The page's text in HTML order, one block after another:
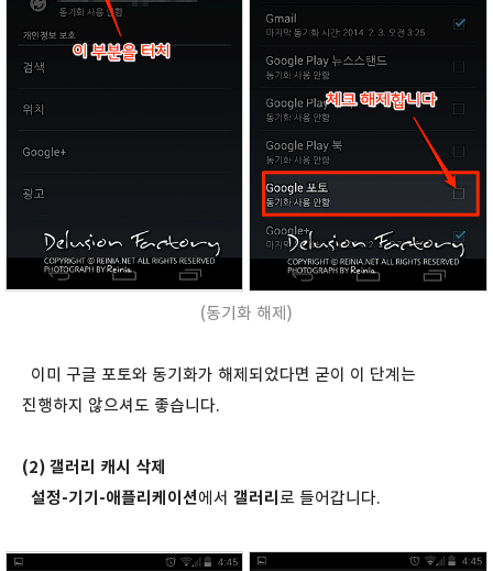
(동기화 해제)
이미 구글 포토와 동기화가 해제되었다면 굳이 이 단계는
진행하지 않으셔도 좋습니다.
(2) 갤러리 캐시 삭제
설정-기기-애플리케이션에서 갤러리로 들어갑니다.